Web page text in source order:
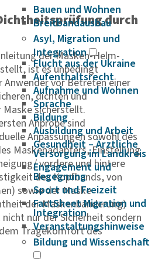
Bauen und Wohnen
Breitbandausbau
Asyl, Migration und
Integration
Flucht aus der Ukraine
Aufenthaltsrecht
Aufnahme und Wohnen
Sprache
Bildung
Ausbildung und Arbeit
Gesundheit – Ärztliche
Versorgung im Landkreis
Engagement und
Begegnung
Sport und Freizeit
FactSheet Migration und
Integration
Veranstaltungshinweise
Bildung und Wissenschaft
durch
der Masken-Helm-
ist es unbedingt
vor Betreten einer
dichten und
sicherstellt.
Anprobe sind
Anpassungen sowohl des
Maskenadapters, Einstellung
vordere und hintere
des Kopfbands, von
sowie der Maske
der Maskenbänderung)
nur der Sicherheit sondern
Tragekomfort des